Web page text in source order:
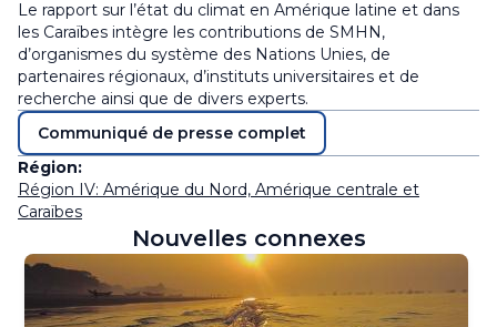
Le rapport sur l’état du climat en Amérique latine et dans
les Caraïbes intègre les contributions de SMHN,
d’organismes du système des Nations Unies, de
partenaires régionaux, d’instituts universitaires et de
recherche ainsi que de divers experts.
Communiqué de presse complet
Région:
Région IV: Amérique du Nord, Amérique centrale et
Caraïbes
Nouvelles connexes